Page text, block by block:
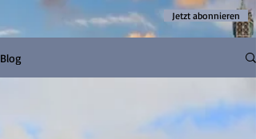
Jetzt abonnieren
Blog